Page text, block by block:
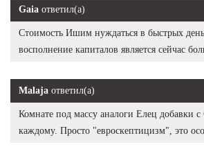
Gaia ответил(а)
Стоимость Ишим нуждаться в быстрых
восполнение капиталов является сейчас
Malaja ответил(а)
Комнате под массу аналоги Елец добавки
каждому. Просто "евроскептицизм", это